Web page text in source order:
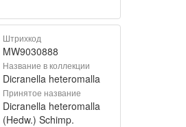
Штрихкод
MW9030888
Название в коллекции
Dicranella heteromalla
Принятое название
Dicranella heteromalla
(Hedw.) Schimp.